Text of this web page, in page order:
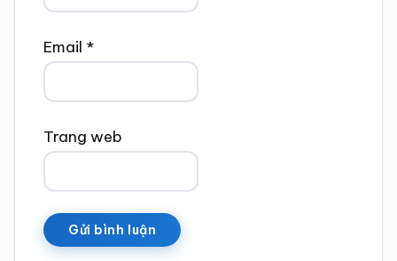
Email *
Trang web